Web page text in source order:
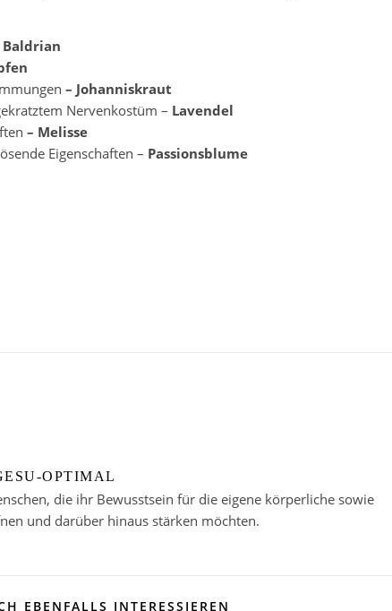
Baldrian
– Johanniskraut
Nervenkostüm – Lavendel
– Melisse
Eigenschaften – Passionsblume
OPTIMAL
die ihr Bewusstsein für die eigene körperliche sowie
und darüber hinaus stärken möchten.
EBENFALLS INTERESSIEREN